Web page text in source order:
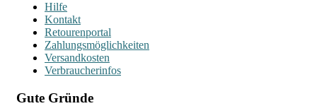
Hilfe
Kontakt
Retourenportal
Zahlungsmöglichkeiten
Versandkosten
Verbraucherinfos
Gute Gründe